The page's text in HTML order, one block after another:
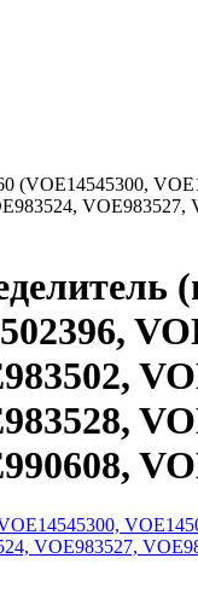
(VOE14545300,